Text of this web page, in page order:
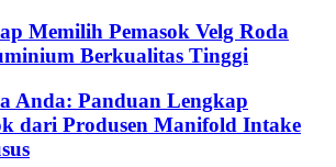
Memilih Pemasok Velg Roda
Berkualitas Tinggi
Anda: Panduan Lengkap
dari Produsen Manifold Intake